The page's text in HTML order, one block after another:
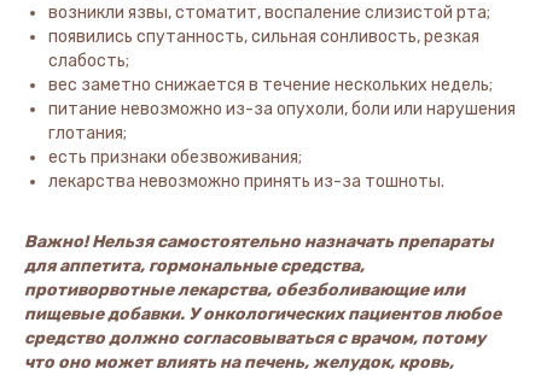
возникли язвы, стоматит, воспаление слизистой рта;
появились спутанность, сильная сонливость, резкая
слабость;
вес заметно снижается в течение нескольких недель;
питание невозможно из-за опухоли, боли или нарушения
глотания;
есть признаки обезвоживания;
лекарства невозможно принять из-за тошноты.
Важно! Нельзя самостоятельно назначать препараты
для аппетита, гормональные средства,
противорвотные лекарства, обезболивающие или
пищевые добавки. У онкологических пациентов любое
средство должно согласовываться с врачом, потому
что оно может влиять на печень, желудок, кровь,